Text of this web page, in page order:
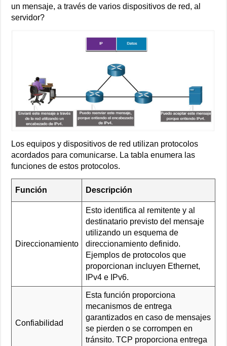
un mensaje, a través de varios dispositivos de red, al
servidor?
Los equipos y dispositivos de red utilizan protocolos
acordados para comunicarse. La tabla enumera las
funciones de estos protocolos.
Función Descripción
Direccionamiento
Esto identifica al remitente y al
destinatario previsto del mensaje
utilizando un esquema de
direccionamiento definido.
Ejemplos de protocolos que
proporcionan incluyen Ethernet,
IPv4 e IPv6.
Confiabilidad
Esta función proporciona
mecanismos de entrega
garantizados en caso de mensajes
se pierden o se corrompen en
tránsito. TCP proporciona entrega